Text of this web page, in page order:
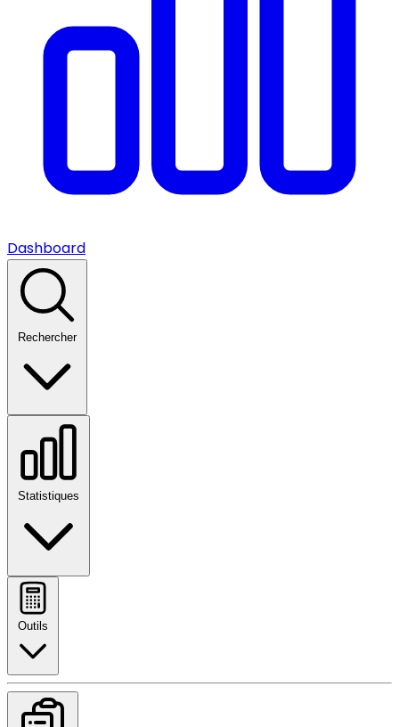
Dashboard
Rechercher
Statistiques
Outils